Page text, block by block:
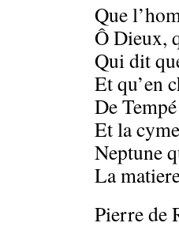
Que
Ô Dieux,
Qui dit
Et qu’en
De
Et la
Neptune
La
Pierre de